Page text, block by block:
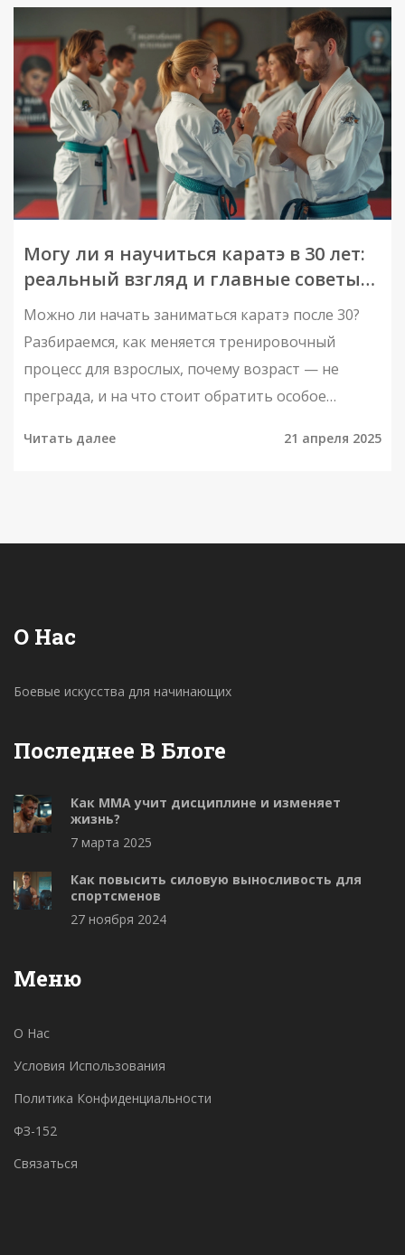
Могу ли я научиться каратэ в 30 лет:
реальный взгляд и главные советы
для взрослых начинающих
Можно ли начать заниматься каратэ после 30?
Разбираемся, как меняется тренировочный
процесс для взрослых, почему возраст — не
преграда, и на что стоит обратить особое
Получите честные ответы на волнующие
Читать далее 21 апреля 2025
О Нас
Боевые искусства для начинающих
Последнее В Блоге
Как ММА учит дисциплине и изменяет
жизнь?
7 марта 2025
Как повысить силовую выносливость для
спортсменов
27 ноября 2024
Меню
О Нас
Условия Использования
Политика Конфиденциальности
ФЗ-152
Связаться